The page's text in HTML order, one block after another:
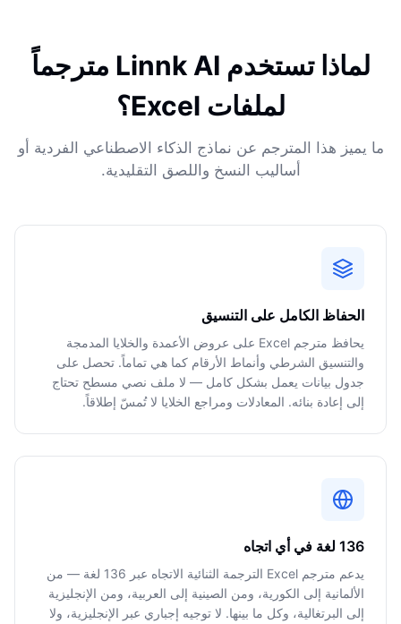
لماذا تستخدم Linnk AI مترجماً
لملفات Excel؟
ما يميز هذا المترجم عن نماذج الذكاء الاصطناعي الفردية أو
أساليب النسخ واللصق التقليدية.
الحفاظ الكامل على التنسيق
يحافظ مترجم Excel على عروض الأعمدة والخلايا المدمجة
والتنسيق الشرطي وأنماط الأرقام كما هي تماماً. تحصل على
جدول بيانات يعمل بشكل كامل — لا ملف نصي مسطح تحتاج
إلى إعادة بنائه. المعادلات ومراجع الخلايا لا تُمسّ إطلاقاً.
136 لغة في أي اتجاه
يدعم مترجم Excel الترجمة الثنائية الاتجاه عبر 136 لغة — من
الألمانية إلى الكورية، ومن الصينية إلى العربية، ومن الإنجليزية
إلى البرتغالية، وكل ما بينها. لا توجيه إجباري عبر الإنجليزية، ولا